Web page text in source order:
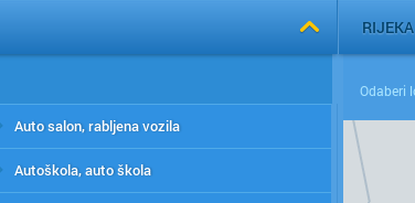
Auto salon, rabljena vozila
Autoškola, auto škola
RIJEKA